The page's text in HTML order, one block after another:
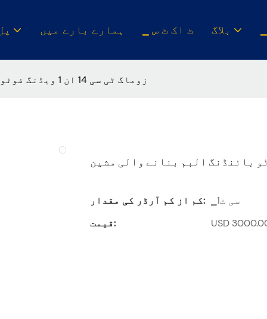
ہمارے بارے میں ▁ ٹ اک ٹ س بلاگ
زوماگ ٹی سی 14 ان 1 ویڈنگ فوٹو بائنڈنگ البم بنانے والی مشین
کم از کم آرڈر کی مقدار:
▁سی ٹ1
قیمت: